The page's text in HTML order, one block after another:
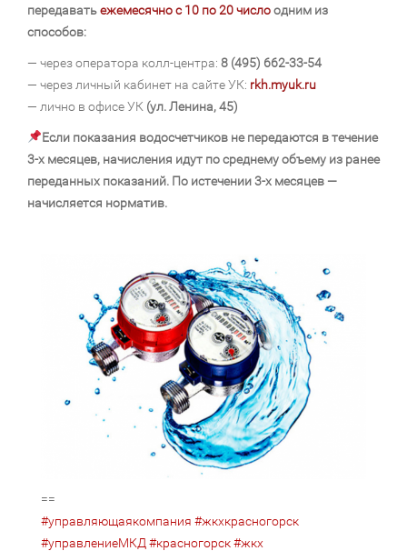
передаватьежемесячно с 10 по 20 числоодним из
способов:
— через оператора колл-центра: 8 (495) 662-33-54
— через личный кабинет на сайте УК: rkh.myuk.ru
— лично в офисе УК (ул. Ленина, 45)
Если показания водосчетчиков не передаются в течение
3-х месяцев, начисления идут по среднему объему из ранее
переданных показаний. По истечении 3-х месяцев —
начисляется норматив.
==
#управляющаякомпания #жкхкрасногорск
#управлениеМКД#красногорск#жкх